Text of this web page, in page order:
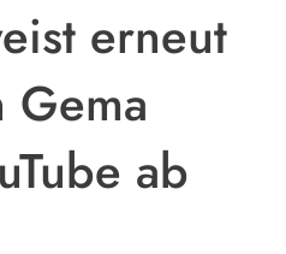
erneut
Gema
ab